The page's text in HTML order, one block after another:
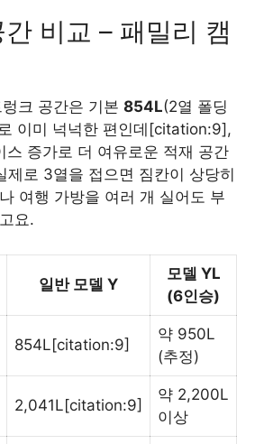
간 비교 – 패밀리 캠
크 공간은 기본 854L(2열 폴딩
이미 넉넉한 편인데[citation:9],
스 증가로 더 여유로운 적재 공간
제로 3열을 접으면 짐칸이 상당히
여행 가방을 여러 개 실어도 부
요.
일반 모델 Y
모델 YL
(6인승)
854L[citation:9]
약 950L
(추정)
2,041L[citation:9]
약 2,200L
이상